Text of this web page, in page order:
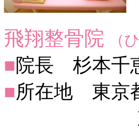
飛翔整骨院 （
■院長 杉本千
■所在地 東京
東中野